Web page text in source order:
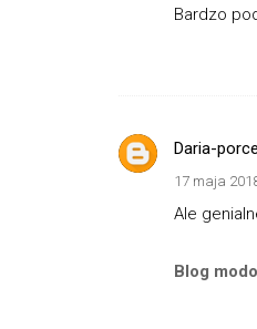
Bardzo
Daria-
17 maja
Ale
Blog